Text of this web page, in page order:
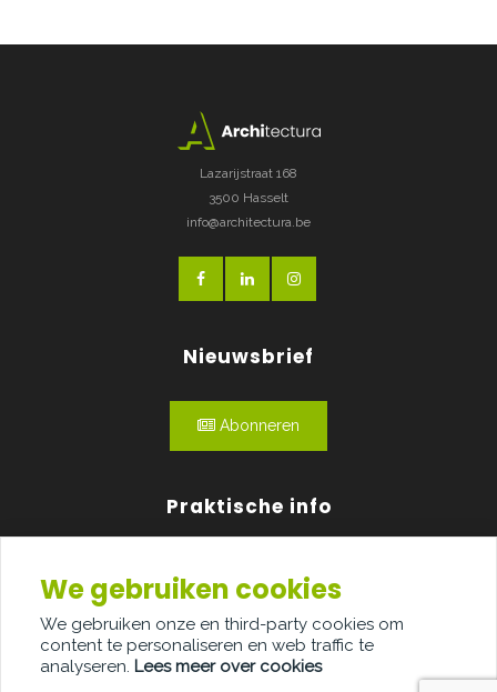
Lazarijstraat 168
3500 Hasselt
info@architectura.be
Nieuwsbrief
Abonneren
Praktische info
Over ons
Adverteren
We gebruiken cookies
We gebruiken onze en third-party cookies om
content te personaliseren en web traffic te
analyseren. Lees meer over cookies